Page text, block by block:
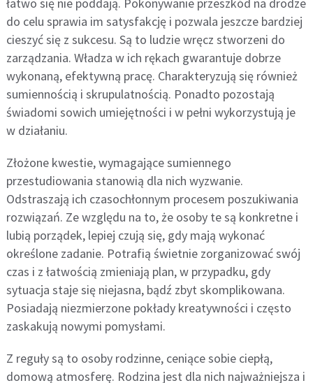
łatwo się nie poddają. Pokonywanie przeszkód na drodze
do celu sprawia im satysfakcję i pozwala jeszcze bardziej
cieszyć się z sukcesu. Są to ludzie wręcz stworzeni do
zarządzania. Władza w ich rękach gwarantuje dobrze
wykonaną, efektywną pracę. Charakteryzują się również
sumiennością i skrupulatnością. Ponadto pozostają
świadomi sowich umiejętności i w pełni wykorzystują je
w działaniu.
Złożone kwestie, wymagające sumiennego
przestudiowania stanowią dla nich wyzwanie.
Odstraszają ich czasochłonnym procesem poszukiwania
rozwiązań. Ze względu na to, że osoby te są konkretne i
lubią porządek, lepiej czują się, gdy mają wykonać
określone zadanie. Potrafią świetnie zorganizować swój
czas i z łatwością zmieniają plan, w przypadku, gdy
sytuacja staje się niejasna, bądź zbyt skomplikowana.
Posiadają niezmierzone pokłady kreatywności i często
zaskakują nowymi pomysłami.
Z reguły są to osoby rodzinne, ceniące sobie ciepłą,
domową atmosferę. Rodzina jest dla nich najważniejsza i